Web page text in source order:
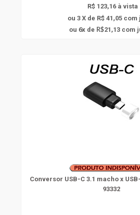
R$ 123,16 à vista
ou 3 X de R$ 41,05com
ou 6x de R$21,13 com
Conversor USB-C 3.1 macho x
93332